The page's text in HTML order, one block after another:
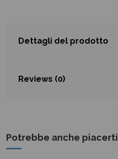
Dettagli del prodotto
Reviews (0)
Potrebbe anche piacerti